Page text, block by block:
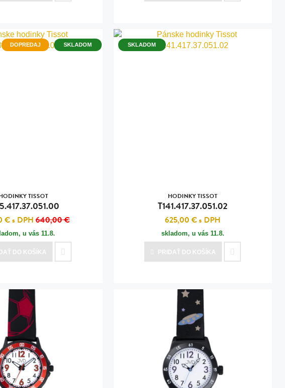
DOPREDAJ SKLADOM
TISSOT
€s DPH 640,00 €
u vás 11.8.
DO KOŠÍKA
SKLADOM
HODINKY TISSOT
T141.417.37.051.02
625,00 €s DPH
skladom, u vás 11.8.
PRIDAŤ DO KOŠÍKA